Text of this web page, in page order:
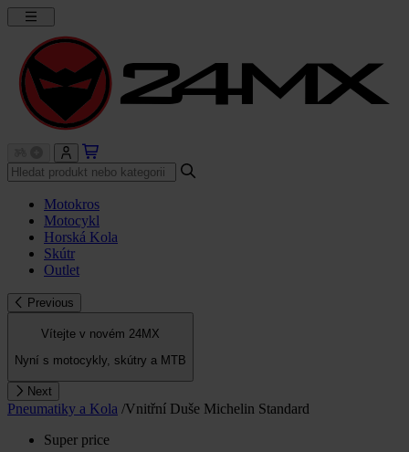
Motokros
Motocykl
Horská Kola
Skútr
Outlet
Previous
Vítejte v novém 24MX
Nyní s motocykly, skútry a MTB
Next
Pneumatiky a Kola /Vnitřní Duše Michelin Standard
Super price